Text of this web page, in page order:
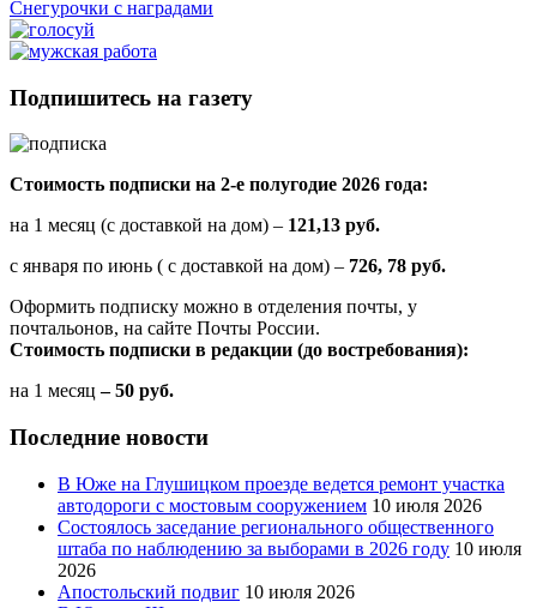
Снегурочки с наградами
Подпишитесь на газету
Стоимость подписки на 2-е полугодие 2026 года:
на 1 месяц (с доставкой на дом) – 121,13 руб.
с января по июнь ( с доставкой на дом) – 726, 78 руб.
Оформить подписку можно в отделения почты, у
почтальонов, на сайте Почты России.
Стоимость подписки в редакции (до востребования):
на 1 месяц – 50 руб.
Последние новости
В Юже на Глушицком проезде ведется ремонт участка
автодороги с мостовым сооружением 10 июля 2026
Состоялось заседание регионального общественного
штаба по наблюдению за выборами в 2026 году 10 июля
2026
Апостольский подвиг 10 июля 2026